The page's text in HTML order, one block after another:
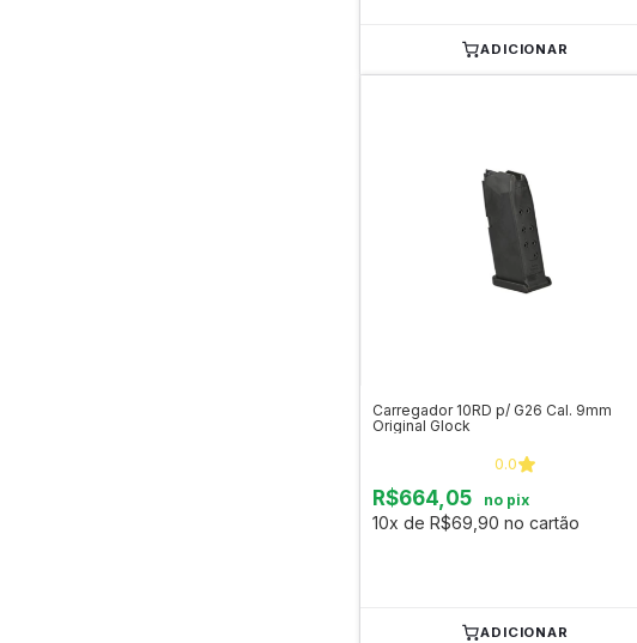
ADICIONAR
Carregador 10RD p/ G26 Cal. 9mm
Original Glock
0.0
R$664,05 no pix
10x de R$69,90 no cartão
ADICIONAR